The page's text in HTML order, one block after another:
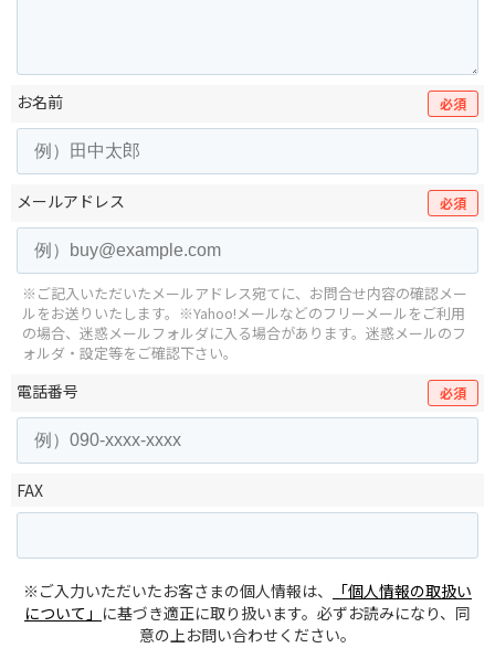
お名前 必須
メールアドレス 必須
※ご記入いただいたメールアドレス宛てに、お問合せ内容の確認メー
ルをお送りいたします。 ※Yahoo!メールなどのフリーメールをご利用
の場合、迷惑メールフォルダに入る場合があります。 迷惑メールのフ
ォルダ・設定等をご確認下さい。
電話番号 必須
FAX
※ご入力いただいたお客さまの個人情報は、
「個人情報の取扱い
について」 に基づき適正に取り扱います。必ずお読みになり、同
意の上お問い合わせください。